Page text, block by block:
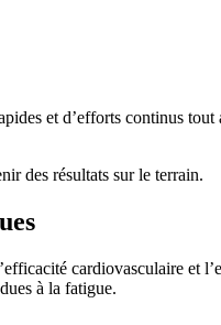
et d’efforts continus tout
des résultats sur le terrain.
cardiovasculaire et
à la fatigue.